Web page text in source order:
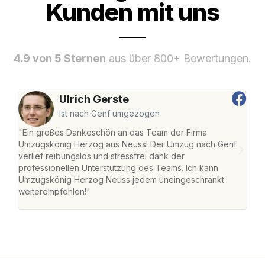
Kunden mit uns
4.9 von 5 Sternen aus über 800+ Bewertungen.
Ulrich Gerste
ist nach Genf umgezogen
"Ein großes Dankeschön an das Team der Firma
Umzugskönig Herzog aus Neuss! Der Umzug nach Genf
verlief reibungslos und stressfrei dank der
professionellen Unterstützung des Teams. Ich kann
Umzugskönig Herzog Neuss jedem uneingeschränkt
weiterempfehlen!"